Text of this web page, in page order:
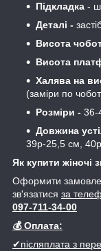
Підкладка -
Деталі -
Висота
Висота
Халява на
(заміри по
Розміри - 36-
Довжина
39р-25,5 см,
Як купити жіночі
Оформити
зв'язатися за
097-711-34-00
💰 Оплата:
✔післяплата з